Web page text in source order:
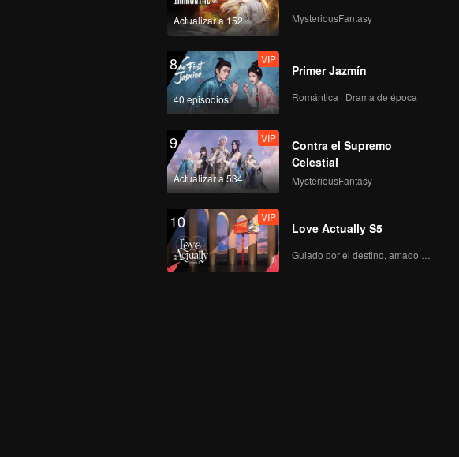
Actualizar a 152 MysteriousFantasy
8
40 episodios
VIP
Primer Jazmín
Romántica · Drama de época
9
Actualizar a 534
VIP
Contra el Supremo
Celestial
MysteriousFantasy
10 VIP
Love Actually S5